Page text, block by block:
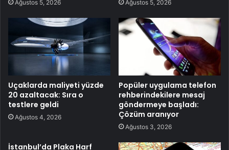
Ağustos 5, 2026 Ağustos 5, 2026
Uçaklarda maliyeti yüzde
20 azaltacak: Sıra o
testlere geldi
Ağustos 4, 2026
Popüler uygulama telefon
rehberindekilere mesaj
göndermeye başladı:
Çözüm aranıyor
Ağustos 3, 2026
İstanbul’da Plaka Harf